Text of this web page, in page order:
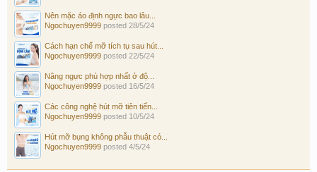
Nên mặc áo định ngực bao lâu...
Ngochuyen9999 posted 28/5/24
Cách hạn chế mỡ tích tụ sau hút...
Ngochuyen9999 posted 22/5/24
Nâng ngực phù hợp nhất ở độ...
Ngochuyen9999 posted 16/5/24
Các công nghệ hút mỡ tiên tiến...
Ngochuyen9999 posted 10/5/24
Hút mỡ bụng không phẫu thuật có...
Ngochuyen9999 posted 4/5/24